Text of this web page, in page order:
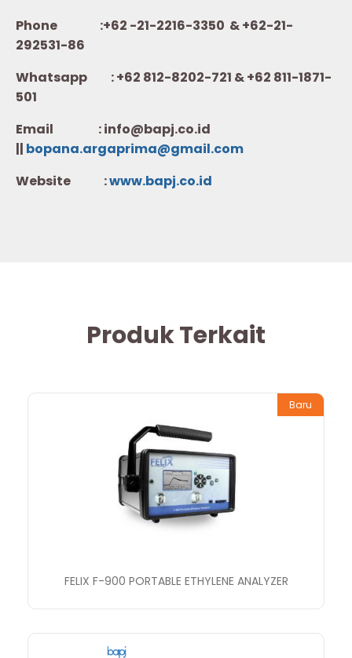
Phone :+62 -21-2216-3350 & +62-21-
292531-86
Whatsapp :+62 812-8202-721 & +62 811-1871-
501
Email : info@bapj.co.id
|| bopana.argaprima@gmail.com
Website :www.bapj.co.id
Produk Terkait
Baru
FELIX F-900 PORTABLE ETHYLENE ANALYZER